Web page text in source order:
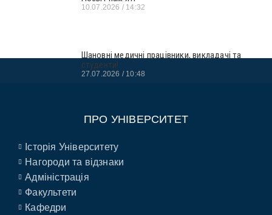
10.07.2026 14:32
Шановні медичні працівники, викладачі та
студенти!
27.07.2026 10:48
ПРО УНІВЕРСИТЕТ
Історія Університету
Нагороди та відзнаки
Адміністрація
Факультети
Кафедри